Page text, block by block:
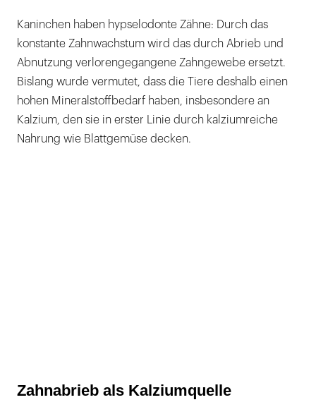
Kaninchen haben hypselodonte Zähne: Durch das
konstante Zahnwachstum wird das durch Abrieb und
Abnutzung verlorengegangene Zahngewebe ersetzt.
Bislang wurde vermutet, dass die Tiere deshalb einen
hohen Mineralstoffbedarf haben, insbesondere an
Kalzium, den sie in erster Linie durch kalziumreiche
Nahrung wie Blattgemüse decken.
Zahnabrieb als Kalziumquelle